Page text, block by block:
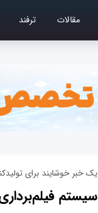
مقالات ترفند
یک خبر خوشايند برای
سیستم فیلم‌برداری 16 دوربینه و زاویه 360 درجه برای واقعیت مجازی